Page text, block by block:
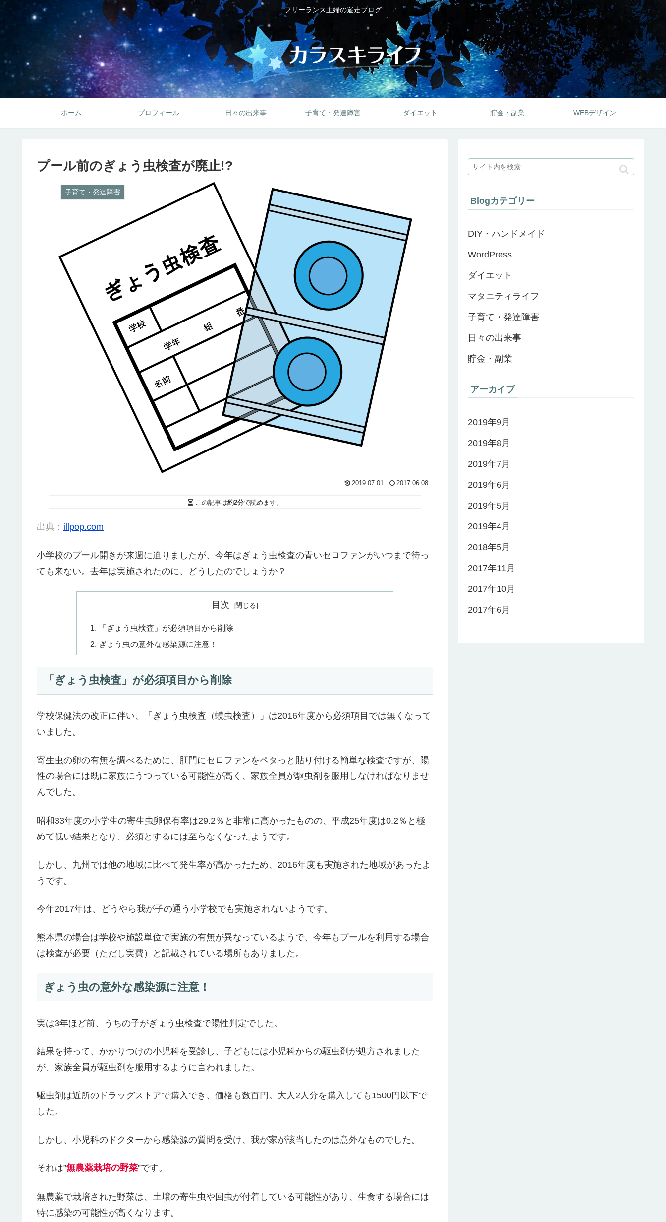
フリーランス主婦の迷走ブログ
ホーム プロフィール 日々の出来事 子育て・発達障害 ダイエット 貯金・副業 WEBデザイン
プール前のぎょう虫検査が廃止!?
子育て・発達障害
2019.07.01 2017.06.08
この記事は約2分で読めます。
出典： illpop.com
小学校のプール開きが来週に迫りましたが、今年はぎょう虫検査の青いセロファンがいつまで待っ
ても来ない。去年は実施されたのに、どうしたのでしょうか？
目次
「ぎょう虫検査」が必須項目から削除
ぎょう虫の意外な感染源に注意！
「ぎょう虫検査」が必須項目から削除
学校保健法の改正に伴い、「ぎょう虫検査（蟯虫検査）」は2016年度から必須項目では無くなって
いました。
寄生虫の卵の有無を調べるために、肛門にセロファンをペタっと貼り付ける簡単な検査ですが、陽
性の場合には既に家族にうつっている可能性が高く、家族全員が駆虫剤を服用しなければなりませ
んでした。
昭和33年度の小学生の寄生虫卵保有率は29.2％と非常に高かったものの、平成25年度は0.2％と極
めて低い結果となり、必須とするには至らなくなったようです。
しかし、九州では他の地域に比べて発生率が高かったため、2016年度も実施された地域があったよ
うです。
今年2017年は、どうやら我が子の通う小学校でも実施されないようです。
熊本県の場合は学校や施設単位で実施の有無が異なっているようで、今年もプールを利用する場合
は検査が必要（ただし実費）と記載されている場所もありました。
ぎょう虫の意外な感染源に注意！
実は3年ほど前、うちの子がぎょう虫検査で陽性判定でした。
結果を持って、かかりつけの小児科を受診し、子どもには小児科からの駆虫剤が処方されました
が、家族全員が駆虫剤を服用するように言われました。
駆虫剤は近所のドラッグストアで購入でき、価格も数百円。大人2人分を購入しても1500円以下で
した。
しかし、小児科のドクターから感染源の質問を受け、我が家が該当したのは意外なものでした。
それは”無農薬栽培の野菜”です。
無農薬で栽培された野菜は、土壌の寄生虫や回虫が付着している可能性があり、生食する場合には
特に感染の可能性が高くなります。
Blogカテゴリー
DIY・ハンドメイド
WordPress
ダイエット
マタニティライフ
子育て・発達障害
日々の出来事
貯金・副業
アーカイブ
2019年9月
2019年8月
2019年7月
2019年6月
2019年5月
2019年4月
2018年5月
2017年11月
2017年10月
2017年6月